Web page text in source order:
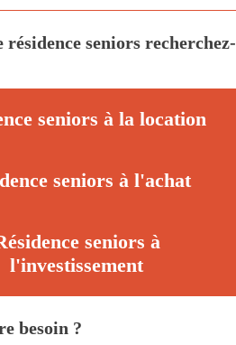
résidence seniors recherchez-
seniors à la location
seniors à l'achat
seniors à
l'investissement
besoin ?